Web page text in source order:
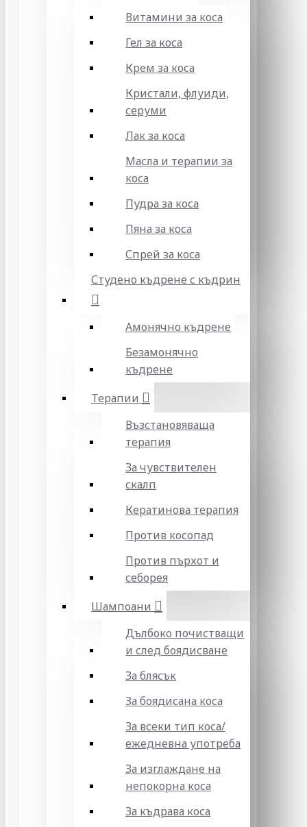
Витамини за коса
Гел за коса
Крем за коса
Кристали, флуиди,
серуми
Лак за коса
Масла и терапии за
коса
Пудра за коса
Пяна за коса
Спрей за коса
Студено къдрене с къдрин
Амонячно къдрене
Безамонячно
къдрене
Терапии
Възстановяваща
терапия
За чувствителен
скалп
Кератинова терапия
Против косопад
Против пърхот и
себорея
Шампоани
Дълбоко почистващи
и след боядисване
За блясък
За боядисана коса
За всеки тип коса/
ежедневна употреба
За изглаждане на
непокорна коса
За къдрава коса